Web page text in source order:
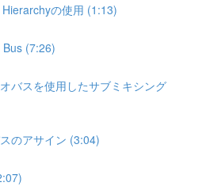
の使用 (1:13)
(7:26)
バスを使用したサブミキシング
のアサイン (3:04)